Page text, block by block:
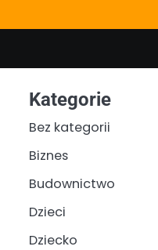
Kategorie
Bez kategorii
Biznes
Budownictwo
Dzieci
Dziecko